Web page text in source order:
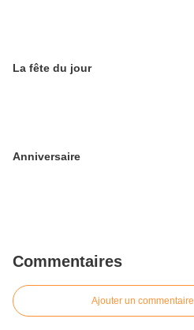
La fête du jour
Anniversaire
Commentaires
Ajouter un commentaire